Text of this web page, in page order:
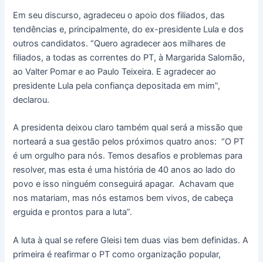
Em seu discurso, agradeceu o apoio dos filiados, das
tendências e, principalmente, do ex-presidente Lula e dos
outros candidatos. “Quero agradecer aos milhares de
filiados, a todas as correntes do PT, à Margarida Salomão,
ao Valter Pomar e ao Paulo Teixeira. E agradecer ao
presidente Lula pela confiança depositada em mim”,
declarou.
A presidenta deixou claro também qual será a missão que
norteará a sua gestão pelos próximos quatro anos: “O PT
é um orgulho para nós. Temos desafios e problemas para
resolver, mas esta é uma história de 40 anos ao lado do
povo e isso ninguém conseguirá apagar. Achavam que
nos matariam, mas nós estamos bem vivos, de cabeça
erguida e prontos para a luta”.
A luta à qual se refere Gleisi tem duas vias bem definidas. A
primeira é reafirmar o PT como organização popular,